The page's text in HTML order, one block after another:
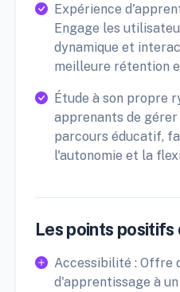
Expérience
Engage les
dynamique et
meilleure rétention
Étude à son propre
apprenants de
parcours éducatif,
l'autonomie et la
Les points positifs
Accessibilité : Offre
d'apprentissage à